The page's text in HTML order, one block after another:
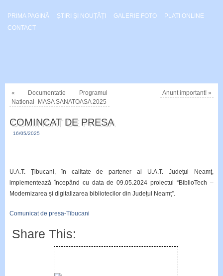
PRIMA PAGINĂ ȘTIRI ȘI NOUȚĂȚI GALERIE FOTO
PLATI ONLINE
CONTACT
« Documentatie Programul
National- MASA SANATOASA 2025
Anunt important!»
COMINCAT DE PRESA
16/05/2025
U.A.T. Țibucani, în calitate de partener al U.A.T. Județul Neamț,
implementează începând cu data de 09.05.2024 proiectul “BiblioTech –
Modernizarea și digitalizarea bibliotecilor din Județul Neamț”.
Comunicat de presa-Tibucani
Share This: